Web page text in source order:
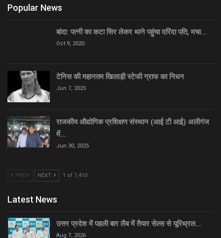
Popular News
बांदा: पत्नी का कटा सिर लेकर थाने पहुंचा दरिंदा पति, मचा…
Oct 9, 2020
टेनिस की महानतम खिलाड़ी स्टेफी ग्राफ का निधन
Jun 7, 2025
राजकीय औद्योगिक प्रशिक्षण संस्थान (आई टी आई) अलीगंज
में…
Jun 30, 2025
PREV NEXT 1 of 7,410
Latest News
उत्तर प्रदेश में पहली बार लैब में तैयार सेल्स से यूरिथ्रल…
Aug 7, 2026